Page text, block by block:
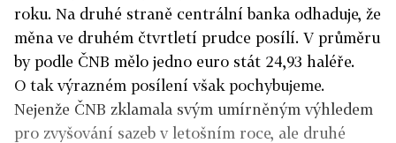
roku. Na druhé straně centrální banka odhaduje, že
měna ve druhém čtvrtletí prudce posílí. V průměru
by podle ČNB mělo jedno euro stát 24,93 haléře.
O tak výrazném posílení však pochybujeme.
Nejenže ČNB zklamala svým umírněným výhledem
pro zvyšování sazeb v letošním roce, ale druhé